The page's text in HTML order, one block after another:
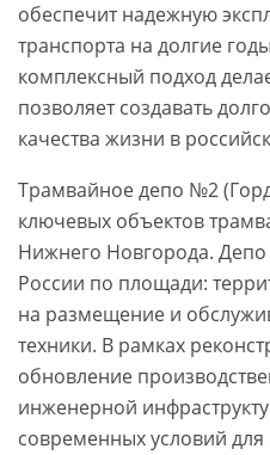
обеспечит надежную
транспорта на долгие
комплексный подход
позволяет создавать
качества жизни в
Трамвайное депо №2
ключевых объектов
Нижнего Новгорода.
России по площади:
на размещение и
техники. В рамках
обновление
инженерной
современных условий